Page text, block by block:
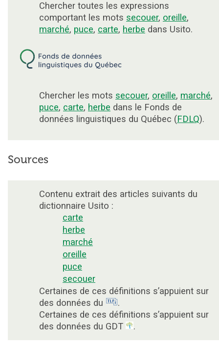
Chercher toutes les expressions
comportant les mots secouer, oreille,
marché, puce, carte, herbe dans Usito.
Chercher les mots secouer, oreille, marché,
puce, carte, herbe dans le Fonds de
données linguistiques du Québec (FDLQ).
Sources
Contenu extrait des articles suivants du
dictionnaire Usito :
carte
herbe
marché
oreille
puce
secouer
Certaines de ces définitions s’appuient sur
des données du
.
Certaines de ces définitions s’appuient sur
des données du GDT
.